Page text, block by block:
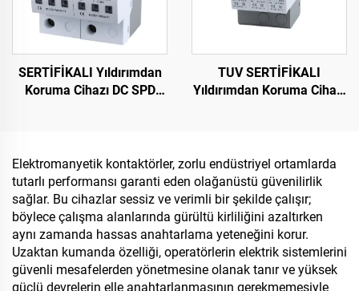
SERTİFİKALI Yıldırımdan
Koruma Cihazı DC SPD
TUV SERTİFİKALI
Yıldırımdan Koruma Cihazı
SPD
Elektromanyetik kontaktörler, zorlu endüstriyel ortamlarda
tutarlı performansı garanti eden olağanüstü güvenilirlik
sağlar. Bu cihazlar sessiz ve verimli bir şekilde çalışır;
böylece çalışma alanlarında gürültü kirliliğini azaltırken
aynı zamanda hassas anahtarlama yeteneğini korur.
Uzaktan kumanda özelliği, operatörlerin elektrik sistemlerini
güvenli mesafelerden yönetmesine olanak tanır ve yüksek
güçlü devrelerin elle anahtarlanmasının gerekmemesiyle